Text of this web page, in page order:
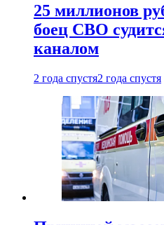
25 миллионов
боец СВО
каналом
2 года спустя2 года спустя